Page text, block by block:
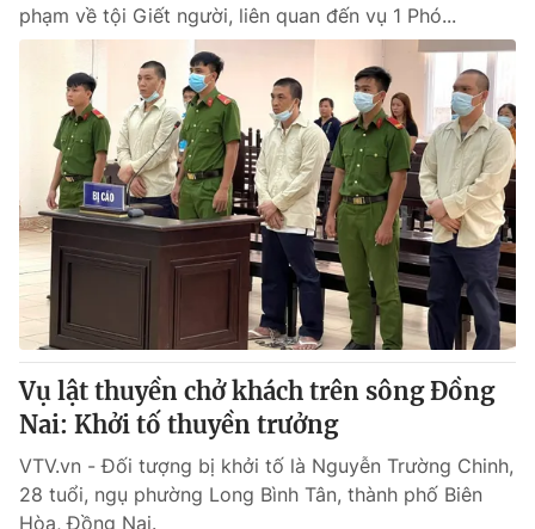
phạm về tội Giết người, liên quan đến vụ 1 Phó...
Vụ lật thuyền chở khách trên sông Đồng
Nai: Khởi tố thuyền trưởng
VTV.vn - Đối tượng bị khởi tố là Nguyễn Trường Chinh,
28 tuổi, ngụ phường Long Bình Tân, thành phố Biên
Hòa, Đồng Nai.